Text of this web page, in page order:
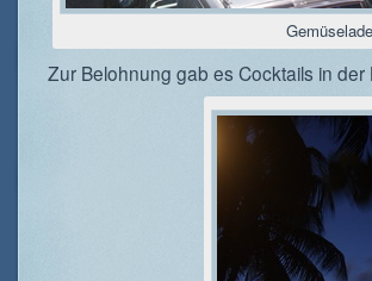
Zur Belohnung gab es Cocktails in der